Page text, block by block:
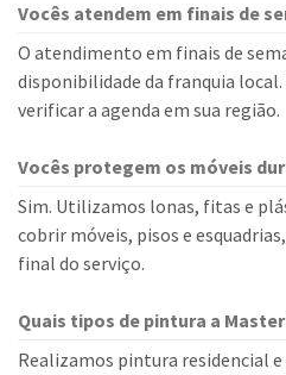
Vocês atendem em finais de
O atendimento em finais de
disponibilidade da franquia
verificar a agenda em sua região.
Vocês protegem os móveis
Sim. Utilizamos lonas, fitas e
cobrir móveis, pisos e
final do serviço.
Quais tipos de pintura a
Realizamos pintura residencial